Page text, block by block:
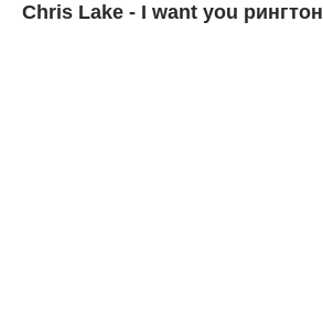
Chris Lake - I want you рингтон